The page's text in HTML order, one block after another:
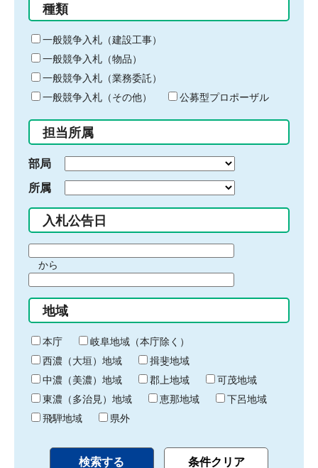
る
キ
ー
ワ
ー
ド
入
力
種類
一般競争入札（建設工事）
一般競争入札（物品）
一般競争入札（業務委託）
一般競争入札（その他）
公募型プロポーザル
担当所属
部局
所属
入札公告日
間
始
り
から
間
終
わ
り
地域
本庁
岐阜地域（本庁除く）
西濃（大垣）地域
揖斐地域
中濃（美濃）地域
郡上地域
可茂地域
東濃（多治見）地域
恵那地域
下呂地域
飛騨地域
県外